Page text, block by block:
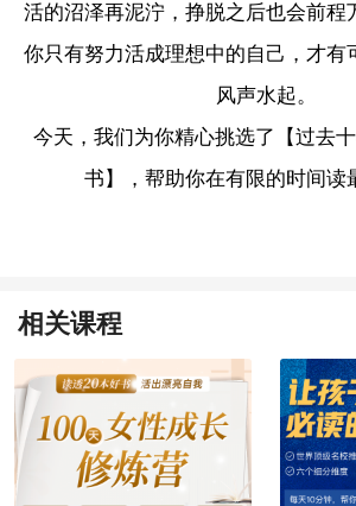
活的沼泽再泥泞，挣脱之后也会前程
你只有努力活成理想中的自己，才有
风声水起。
今天，我们为你精心挑选了【过去
书】，帮助你在有限的时间读
相关课程